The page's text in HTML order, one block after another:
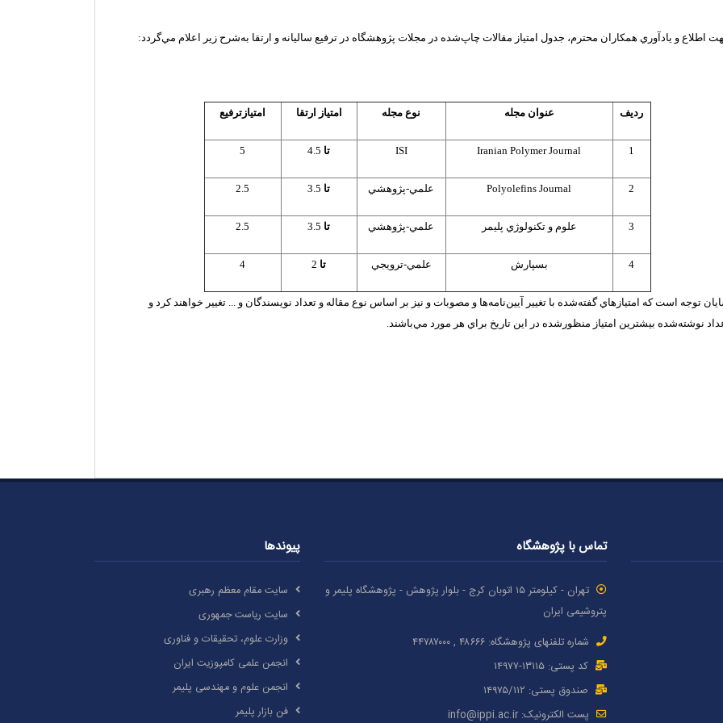
اطلاع و يادآوري همكاران محترم، جدول امتياز مقالات چاپ‌شده در مجلات پژوهشگاه در ترفيع ساليانه و ارتقا به‌شرح زير اعلام مي‌گردد:
رديف عنوان مجله نوع مجله امتياز ارتقا امتيازترفيع
1
Iranian Polymer Journal
ISI تا 4.5
5
2
Polyolefins Journal علمي-پژوهشي تا 3.5
2.5
3 علوم و تكنولوژي پليمر علمي-پژوهشي تا 3.5
2.5
4 بسپارش علمي-ترويجي تا 2
4
توجه است كه امتيازهاي گفته‌شده با تغيير آيين‌نامه‌ها و مصوبات و نيز بر اساس نوع مقاله و تعداد نويسندگان و ... تغيير خواهند كرد و
نوشته‌شده بيشترين امتياز منظورشده در اين تاريخ براي هر مورد مي‌باشند.
تماس با پژوهشگاه
تهران - کیلومتر ۱۵ اتوبان کرج - بلوار پژوهش - پژوهشگاه پلیمر و
پتروشیمی ایران
شماره تلفنهای پژوهشگاه: ۴۸۶۶۶ , ۴۴۷۸۷٠٠٠
کد پستی: ۱٣۱۱۵-۱۴۹۷۷
صندوق پستی: ۱۴۹۷۵/١١۲
پست الکترونیک:info@ippi.ac.ir
پیوندها
سایت مقام معظم رهبری
سایت ریاست جمهوری
وزارت علوم، تحقیقات و فناوری
انجمن علمی کامپوزیت ایران
انجمن علوم و مهندسی پلیمر
فن بازار پلیمر